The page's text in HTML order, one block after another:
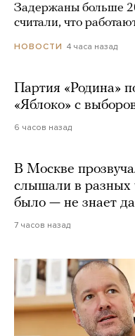
Задержаны больше
считали, что
НОВОСТИ 4 часа назад
Партия «Родина»
«Яблоко» с
6 часов назад
В Москве
слышали в разных
было — не знает
7 часов назад